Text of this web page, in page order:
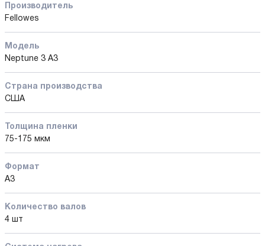
Производитель
Fellowes
Модель
Neptune 3 A3
Страна производства
США
Толщина пленки
75-175 мкм
Формат
A3
Количество валов
4 шт